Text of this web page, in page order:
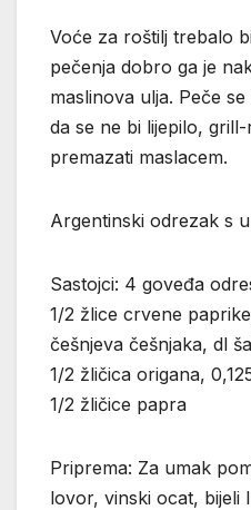
Voće za roštilj trebalo
pečenja dobro ga je
maslinova ulja. Peče
da se ne bi lijepilo,
premazati maslacem.
Argentinski odrezak s
Sastojci: 4 goveđa
1/2 žlice crvene
češnjeva češnjaka, dl
1/2 žličica origana,
1/2 žličice papra
Priprema: Za umak
lovor, vinski ocat, bijeli